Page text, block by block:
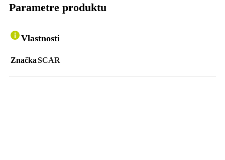
Parametre produktu
Vlastnosti
ZnačkaSCAR